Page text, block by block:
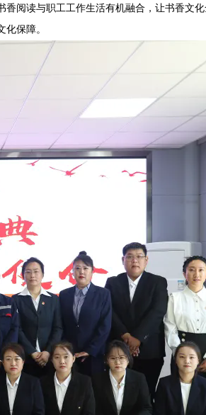
读与职工工作生活有机融合，让书香文
保障。